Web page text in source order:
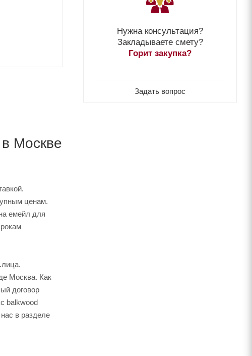
в Москве
ценам.
емейл для
Москва. Как
договор
balkwood
в разделе
Нужна консультация?
Закладываете смету?
Горит закупка?
Задать вопрос